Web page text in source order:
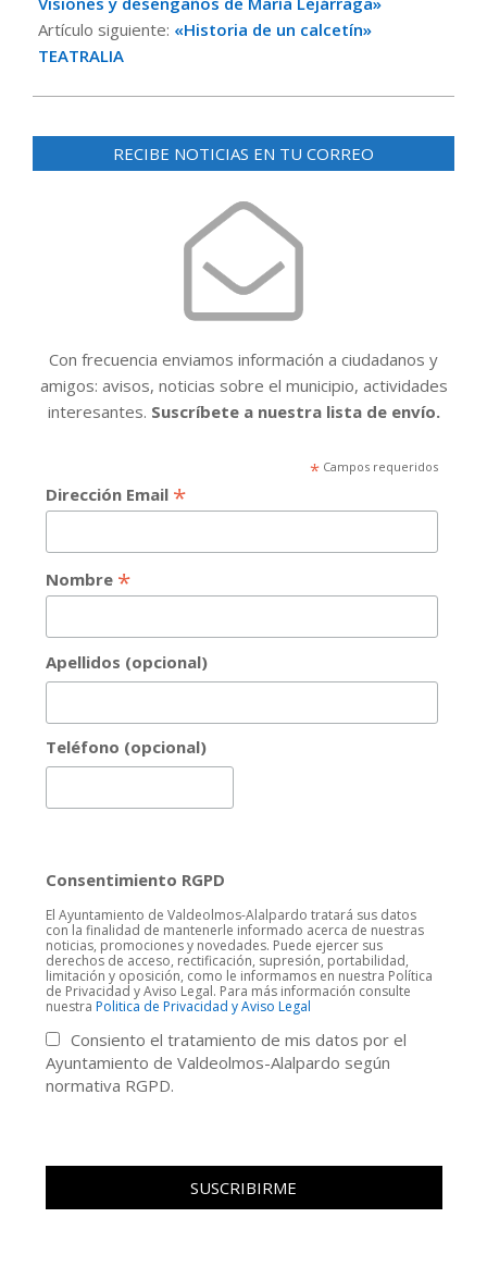
Artículo siguiente: «Historia de un calcetín»
TEATRALIA
RECIBE NOTICIAS EN TU CORREO
Con frecuencia enviamos información a ciudadanos y
amigos: avisos, noticias sobre el municipio, actividades
interesantes. Suscríbete a nuestra lista de envío.
*Campos requeridos
Dirección Email *
Nombre *
Apellidos (opcional)
Teléfono (opcional)
Consentimiento RGPD
El Ayuntamiento de Valdeolmos-Alalpardo tratará sus datos
con la finalidad de mantenerle informado acerca de nuestras
noticias, promociones y novedades. Puede ejercer sus
derechos de acceso, rectificación, supresión, portabilidad,
limitación y oposición, como le informamos en nuestra Política
de Privacidad y Aviso Legal. Para más información consulte
nuestra Politica de Privacidad y Aviso Legal
Consiento el tratamiento de mis datos por el
Ayuntamiento de Valdeolmos-Alalpardo según
normativa RGPD.